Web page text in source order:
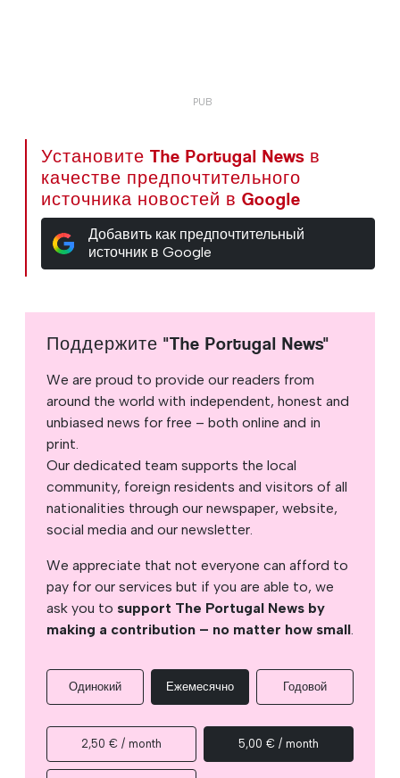
Установите The Portugal News в
качестве предпочтительного
источника новостей в Google
Добавить как предпочтительный
источник в Google
Поддержите "The Portugal News"
We are proud to provide our readers from
around the world with independent, honest and
unbiased news for free – both online and in
print.
Our dedicated team supports the local
community, foreign residents and visitors of all
nationalities through our newspaper, website,
social media and our newsletter.
We appreciate that not everyone can afford to
pay for our services but if you are able to, we
ask you to support The Portugal News by
making a contribution – no matter how small.
Одинокий Ежемесячно Годовой
2,50 € / month 5,00 € / month